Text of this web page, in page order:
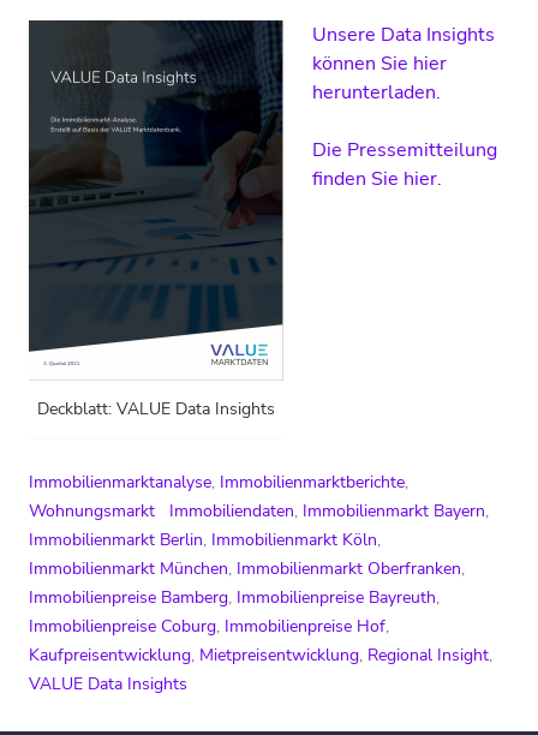
Deckblatt: VALUE Data Insights
Unsere Data Insights
können Sie hier
herunterladen.
Die Pressemitteilung
finden Sie hier.
Immobilienmarktanalyse, Immobilienmarktberichte,
Wohnungsmarkt
Immobiliendaten, Immobilienmarkt Bayern,
Immobilienmarkt Berlin, Immobilienmarkt Köln,
Immobilienmarkt München, Immobilienmarkt Oberfranken,
Immobilienpreise Bamberg, Immobilienpreise Bayreuth,
Immobilienpreise Coburg, Immobilienpreise Hof,
Kaufpreisentwicklung, Mietpreisentwicklung, Regional Insight,
VALUE Data Insights